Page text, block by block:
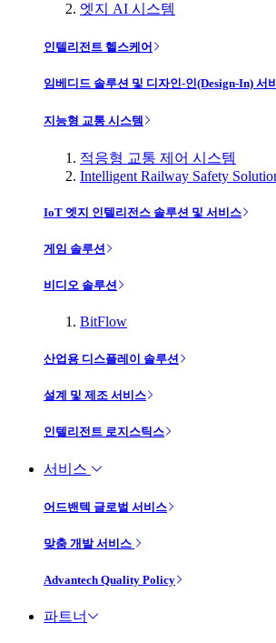
엣지 AI 시스템
인텔리전트 헬스케어
임베디드 솔루션 및 디자인-인(Design-In) 서
지능형 교통 시스템
적응형 교통 제어 시스템
Intelligent Railway Safety
IoT 엣지 인텔리전스 솔루션 및 서비스
게임 솔루션
비디오 솔루션
BitFlow
산업용 디스플레이 솔루션
설계 및 제조 서비스
인텔리전트 로지스틱스
서비스
어드밴텍 글로벌 서비스
맞춤 개발 서비스
Advantech Quality Policy
파트너